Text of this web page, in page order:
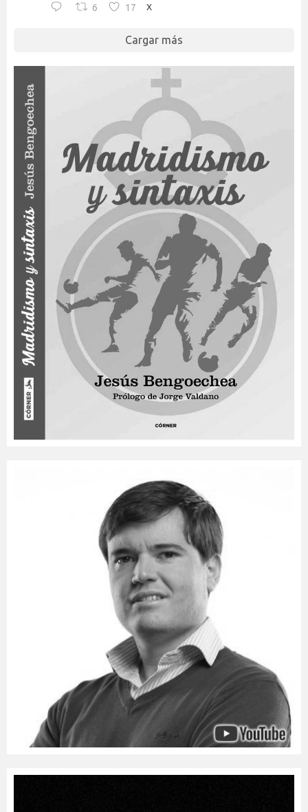
6 17 X
Cargar más